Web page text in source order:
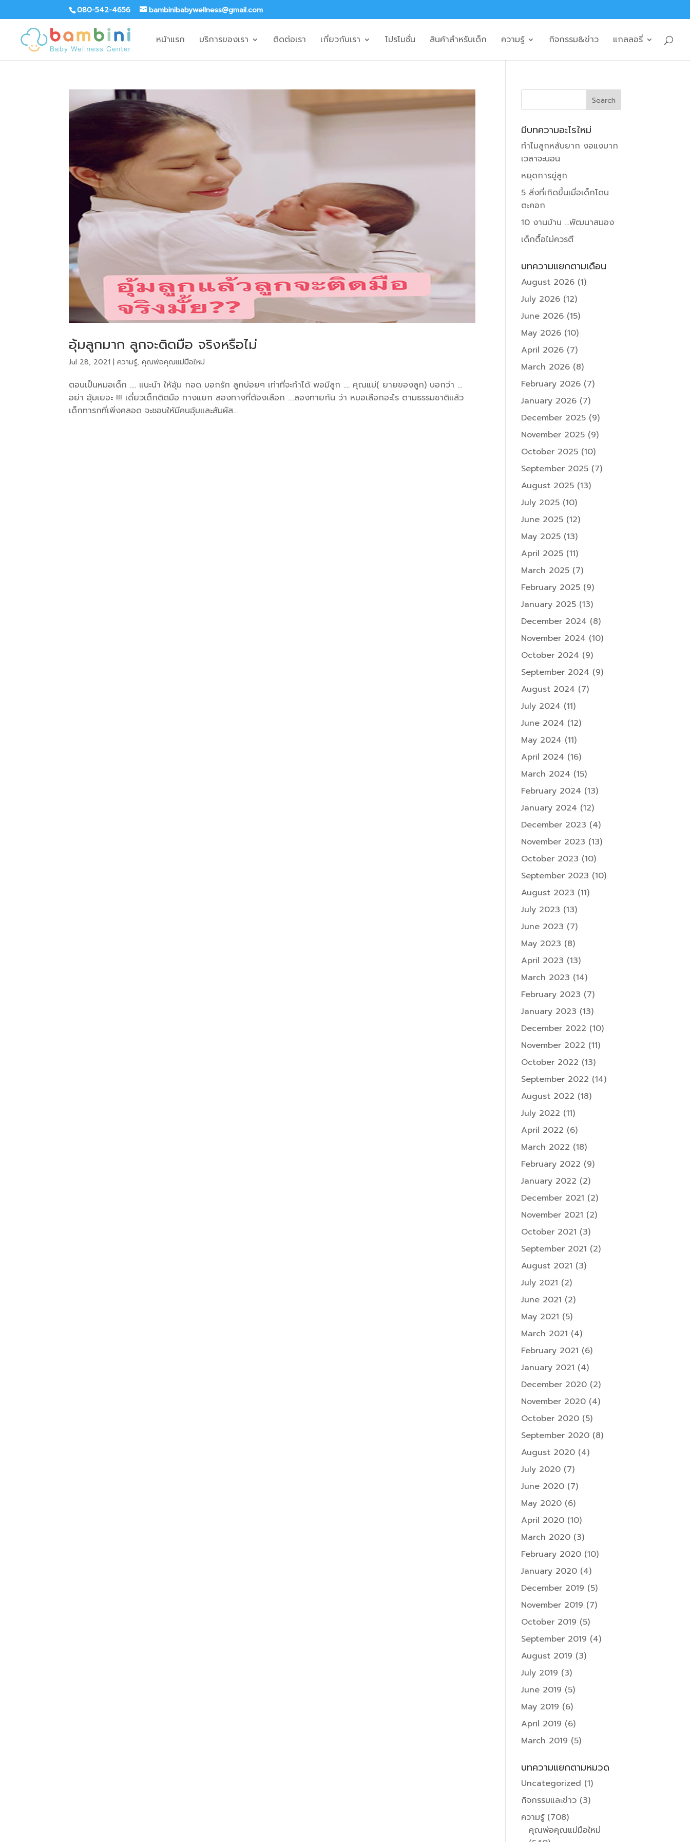
080-542-4656 bambinibabywellness@gmail.com
หน้าแรก บริการของเรา ติดต่อเรา เกี่ยวกับเรา โปรโมชั่น สินค้าสำหรับเด็ก ความรู้ กิจกรรม&ข่าว แกลลอรี่
อุ้มลูกมาก ลูกจะติดมือ จริงหรือไม่
Jul 28, 2021 |ความรู้,คุณพ่อคุณแม่มือใหม่
ตอนเป็นหมอเด็ก …. แนะนำ ให้อุ้ม กอด บอกรัก ลูกบ่อยๆ เท่าที่จะทำได้ พอมีลูก …. คุณแม่( ยายของลูก) บอกว่า …
อย่า อุ้มเยอะ !!! เดี๋ยวเด็กติดมือ ทางแยก สองทางที่ต้องเลือก ….ลองทายกัน ว่า หมอเลือกอะไร ตามธรรมชาติแล้ว
เด็กทารกที่เพิ่งคลอด จะชอบให้มีคนอุ้มและสัมผัส...
มีบทความอะไรใหม่
ทำไมลูกหลับยาก งอแงมาก
เวลาจะนอน
หยุดการขู่ลูก
5 สิ่งที่เกิดขึ้นเมื่อเด็กโดน
ตะคอก
10 งานบ้าน …พัฒนาสมอง
เด็กดื้อไม่ควรตี
บทความแยกตามเดือน
August 2026 (1)
July 2026 (12)
June 2026 (15)
May 2026 (10)
April 2026 (7)
March 2026 (8)
February 2026 (7)
January 2026 (7)
December 2025 (9)
November 2025 (9)
October 2025 (10)
September 2025 (7)
August 2025 (13)
July 2025 (10)
June 2025 (12)
May 2025 (13)
April 2025 (11)
March 2025 (7)
February 2025 (9)
January 2025 (13)
December 2024 (8)
November 2024 (10)
October 2024 (9)
September 2024 (9)
August 2024 (7)
July 2024 (11)
June 2024 (12)
May 2024 (11)
April 2024 (16)
March 2024 (15)
February 2024 (13)
January 2024 (12)
December 2023 (4)
November 2023 (13)
October 2023 (10)
September 2023 (10)
August 2023 (11)
July 2023 (13)
June 2023 (7)
May 2023 (8)
April 2023 (13)
March 2023 (14)
February 2023 (7)
January 2023 (13)
December 2022 (10)
November 2022 (11)
October 2022 (13)
September 2022 (14)
August 2022 (18)
July 2022 (11)
April 2022 (6)
March 2022 (18)
February 2022 (9)
January 2022 (2)
December 2021 (2)
November 2021 (2)
October 2021 (3)
September 2021 (2)
August 2021 (3)
July 2021 (2)
June 2021 (2)
May 2021 (5)
March 2021 (4)
February 2021 (6)
January 2021 (4)
December 2020 (2)
November 2020 (4)
October 2020 (5)
September 2020 (8)
August 2020 (4)
July 2020 (7)
June 2020 (7)
May 2020 (6)
April 2020 (10)
March 2020 (3)
February 2020 (10)
January 2020 (4)
December 2019 (5)
November 2019 (7)
October 2019 (5)
September 2019 (4)
August 2019 (3)
July 2019 (3)
June 2019 (5)
May 2019 (6)
April 2019 (6)
March 2019 (5)
บทความแยกตามหมวด
Uncategorized (1)
กิจกรรมและข่าว (3)
ความรู้(708)
คุณพ่อคุณแม่มือใหม่